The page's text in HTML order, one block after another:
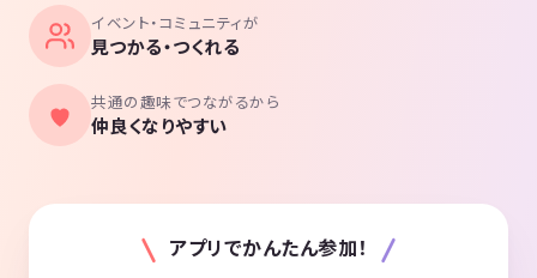
イベント・コミュニティが
見つかる・つくれる
共通の趣味でつながるから
仲良くなりやすい
アプリでかんたん参加！